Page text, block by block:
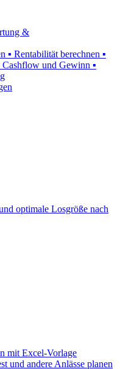
&
▪ Rentabilität berechnen ▪
und Gewinn ▪
optimale Losgröße nach
mit Excel-Vorlage
und andere Anlässe planen